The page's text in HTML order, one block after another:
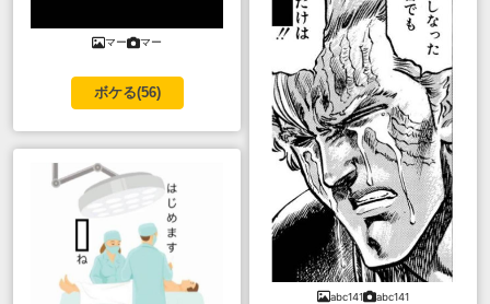
マー マー
ボケる(56)
abc141 abc141